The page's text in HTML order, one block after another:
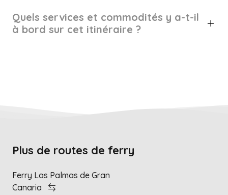
Quels services et commodités y a-t-il
à bord sur cet itinéraire ?
Plus de routes de ferry
Ferry Las Palmas de Gran
Canaria